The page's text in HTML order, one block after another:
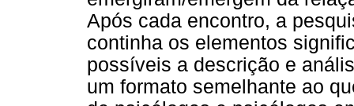
Após cada encontro, a
continha os elementos
possíveis a descrição e
um formato semelhante ao